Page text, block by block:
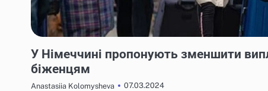
У Німеччині пропонують зменшити
біженцям
Anastasiia Kolomysheva 07.03.2024